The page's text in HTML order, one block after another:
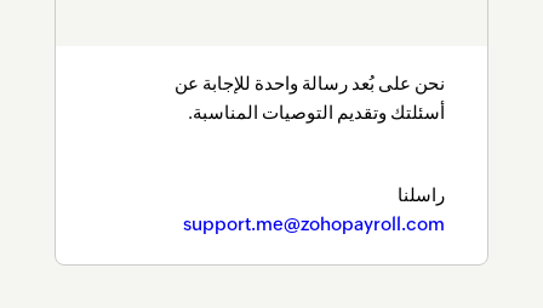
نحن على بُعد رسالة واحدة للإجابة عن
أسئلتك وتقديم التوصيات المناسبة.
راسلنا
support.me@zohopayroll.com